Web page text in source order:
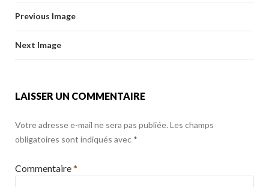
o
k
b
o
o
k
er l
g
er
Previous Image
Next Image
LAISSER UN COMMENTAIRE
Votre adresse e-mail ne sera pas publiée. Les champs
obligatoires sont indiqués avec *
Commentaire*